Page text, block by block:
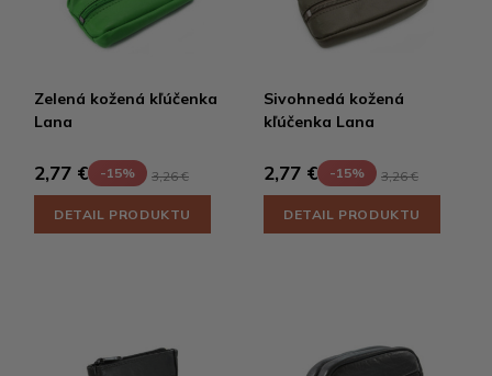
Zelená kožená kľúčenka
Lana
2,77 € -15% 3,26 €
DETAIL PRODUKTU
Sivohnedá kožená
kľúčenka Lana
2,77 € -15% 3,26 €
DETAIL PRODUKTU